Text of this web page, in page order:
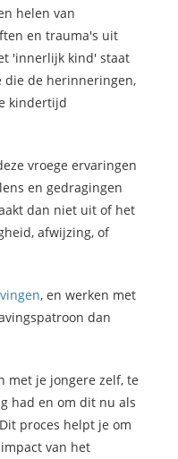
helen van
en trauma's uit
'innerlijk kind' staat
die de herinneringen,
kindertijd
vroege ervaringen
en gedragingen
dan niet uit of het
afwijzing, of
, en werken met
dan
met je jongere zelf, te
had en om dit nu als
proces helpt je om
van het